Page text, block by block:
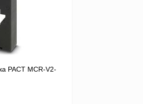
PACT MCR-V2-